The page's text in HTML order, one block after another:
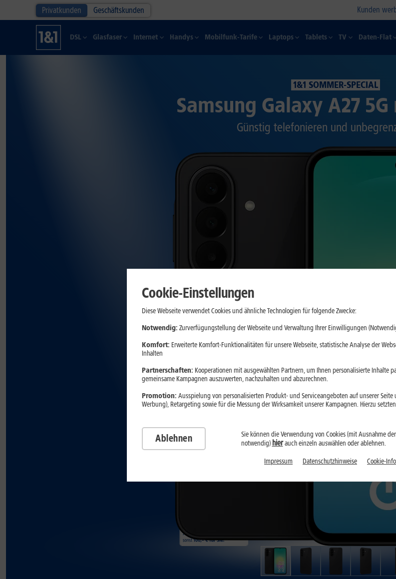
Privatkunden Geschäftskunden Kunden
DSL Glasfaser Internet Handys Mobilfunk-Tarife Laptops Tablets TV Daten-Flat
1&1 SOMMER-SPECIAL
Samsung Galaxy A27
Günstig telefonieren und
Cookie-Einstellungen
Diese Webseite verwendet Cookies und ähnliche Technologien für folgende Zwecke:
Notwendig: Zurverfügungstellung der Webseite und Verwaltung Ihrer Einwilligungen
Komfort: Erweiterte Komfort-Funktionalitäten für unsere Webseite, statistische Analyse der
Inhalten
Partnerschaften: Kooperationen mit ausgewählten Partnern, um Ihnen personalisierte Inhalte
gemeinsame Kampagnen auszuwerten, nachzuhalten und abzurechnen.
Promotion: Ausspielung von personalisierten Produkt- und Serviceangeboten auf unserer
Werbung), Retargeting sowie für die Messung der Wirksamkeit unserer Kampagnen. Hierzu
Ablehnen
Sie können die Verwendung von Cookies (mit Ausnahme
notwendig) hierauch einzeln auswählen oder ablehnen.
Impressum Datenschutzhinweise Cookie-